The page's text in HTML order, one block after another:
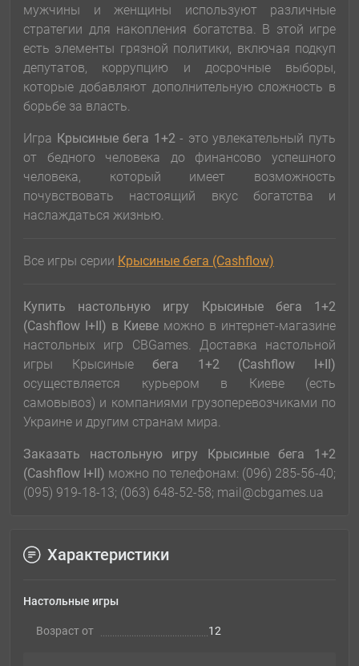
мужчины и женщины используют различные
стратегии для накопления богатства. В этой игре
есть элементы грязной политики, включая подкуп
депутатов, коррупцию и досрочные выборы,
которые добавляют дополнительную сложность в
борьбе за власть.
Игра Крысиные бега 1+2- это увлекательный путь
от бедного человека до финансово успешного
человека, который имеет возможность
почувствовать настоящий вкус богатства и
наслаждаться жизнью.
Все игры серии Крысиные бега (Cashflow)
Купить настольную игру Крысиные бега 1+2
(Cashflow I+II) в Киеве можно в интернет-магазине
настольных игр CBGames. Доставка настольной
игры Крысиные бега 1+2 (Cashflow I+II)
осуществляется курьером в Киеве (есть
самовывоз) и компаниями грузоперевозчиками по
Украине и другим странам мира.
Заказать настольную игру Крысиные бега 1+2
(Cashflow I+II) можно по телефонам: (096) 285-56-40;
(095) 919-18-13; (063) 648-52-58; mail@cbgames.ua
Характеристики
Настольные игры
Возраст от 12